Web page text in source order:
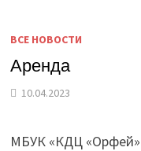
ВСЕ НОВОСТИ
Аренда
10.04.2023
МБУК «КДЦ «Орфей»